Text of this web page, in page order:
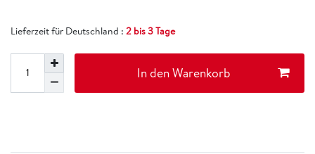
Lieferzeit für Deutschland : 2 bis 3 Tage
In den Warenkorb